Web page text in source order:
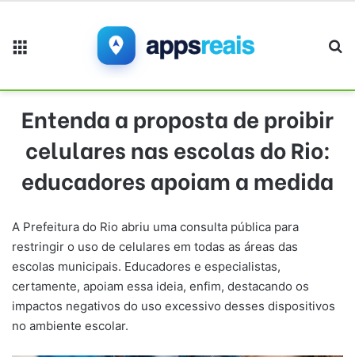
Entenda a proposta de proibir
celulares nas escolas do Rio:
educadores apoiam a medida
A Prefeitura do Rio abriu uma consulta pública para
restringir o uso de celulares em todas as áreas das
escolas municipais. Educadores e especialistas,
certamente, apoiam essa ideia, enfim, destacando os
impactos negativos do uso excessivo desses dispositivos
no ambiente escolar.